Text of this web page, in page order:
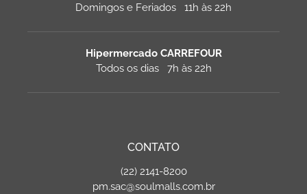
Domingos e Feriados 11h às 22h
Hipermercado CARREFOUR
Todos os dias 7h às 22h
CONTATO
(22) 2141-8200
pm.sac@soulmalls.com.br